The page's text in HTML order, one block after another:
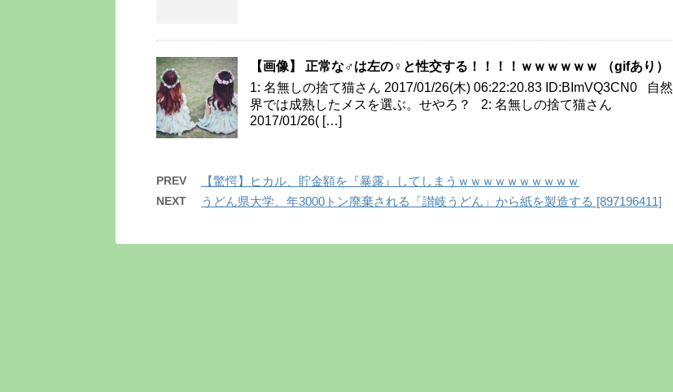
【画像】 正常な♂は左の♀と性交する！！！！ｗｗｗｗｗｗ （gifあり）
1: 名無しの捨て猫さん 2017/01/26(木) 06:22:20.83 ID:BImVQ3CN0 自然
界では成熟したメスを選ぶ。せやろ？ 2: 名無しの捨て猫さん
2017/01/26( […]
PREV 【驚愕】ヒカル、貯金額を『暴露』してしまうｗｗｗｗｗｗｗｗｗｗ
NEXT うどん県大学、年3000トン廃棄される「讃岐うどん」から紙を製造する [897196411]